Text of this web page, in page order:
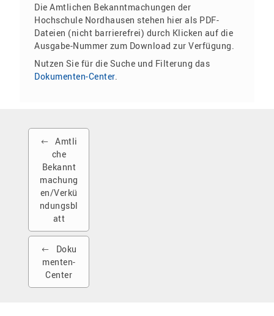
Die Amtlichen Bekanntmachungen der
Hochschule Nordhausen stehen hier als PDF-
Dateien (nicht barrierefrei) durch Klicken auf die
Ausgabe-Nummer zum Download zur Verfügung.
Nutzen Sie für die Suche und Filterung das
Dokumenten-Center.
Amtli
che
Bekannt
machung
en/Verkü
ndungsbl
att
Doku
menten-
Center